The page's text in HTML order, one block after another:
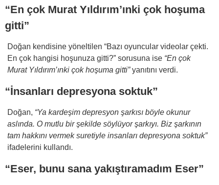
güzel okudum” dedi. 2.Sayfa sunucusu ise “Mabel
yatağından fırladı” yorumunu yaptı. Doğan’ın canlı
şarkıcının kendine has yorumunu beğenirken bir kısım da
hiç beğenmedi.” />
“En çok Murat Yıldırım’ınki çok hoşuma
gitti”
Doğan kendisine yöneltilen “Bazı oyuncular videolar çekti.
En çok hangisi hoşunuza gitti?” sorusuna ise “En çok
Murat Yıldırım’ınki çok hoşuma gitti”yanıtını verdi.
“İnsanları depresyona soktuk”
Doğan, “Ya kardeşim depresyon şarkısı böyle okunur
aslında. O mutlu bir şekilde söylüyor şarkıyı. Biz şarkının
tam hakkını vermek suretiyle insanları depresyona soktuk”
ifadelerini kullandı.
“Eser, bunu sana yakıştıramadım Eser”